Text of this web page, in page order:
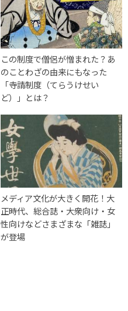
この制度で僧侶が憎まれた？あ
のことわざの由来にもなった
「寺請制度（てらうけせい
ど）」とは？
メディア文化が大きく開花！大
正時代、総合誌・大衆向け・女
性向けなどさまざまな「雑誌」
が登場